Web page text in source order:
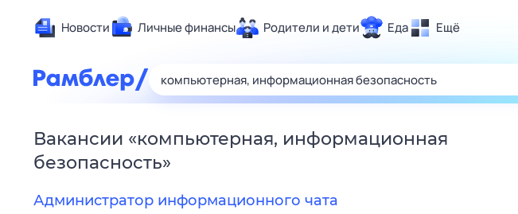
Новости Личные финансы Родители и дети Еда Ещё
Здоровье
Развлечения и отдых
Спорт
Авто
Вакансии «компьютерная, информационная
безопасность»
Администратор информационного чата